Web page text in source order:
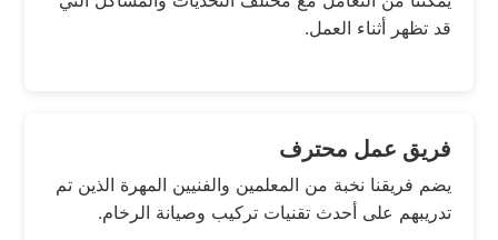
قد تظهر أثناء العمل.
فريق عمل محترف
يضم فريقنا نخبة من المعلمين والفنيين المهرة الذين تم
تدريبهم على أحدث تقنيات تركيب وصيانة الرخام.